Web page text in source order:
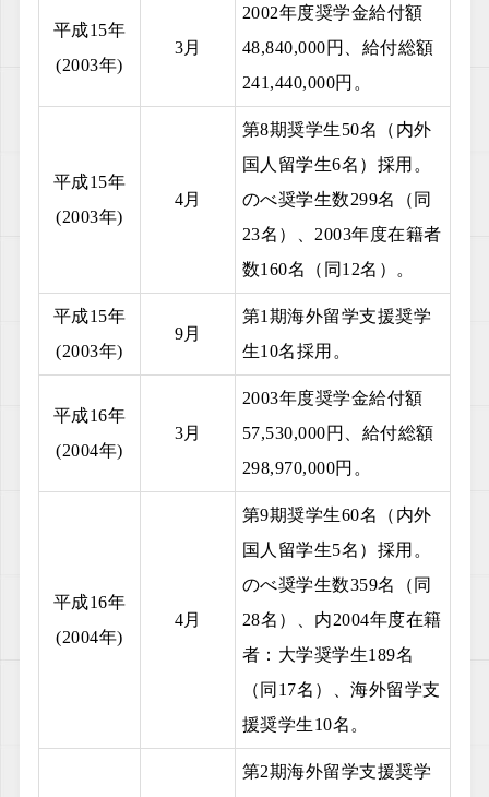
平成15年
(2003年)
3月
2002年度奨学金給付額
48,840,000円、給付総額
241,440,000円。
平成15年
(2003年)
4月
第8期奨学生50名（内外
国人留学生6名）採用。
のべ奨学生数299名（同
23名）、2003年度在籍者
数160名（同12名）。
平成15年
(2003年)
9月
第1期海外留学支援奨学
生10名採用。
平成16年
(2004年)
3月
2003年度奨学金給付額
57,530,000円、給付総額
298,970,000円。
平成16年
(2004年)
4月
第9期奨学生60名（内外
国人留学生5名）採用。
のべ奨学生数359名（同
28名）、内2004年度在籍
者：大学奨学生189名
（同17名）、海外留学支
援奨学生10名。
第2期海外留学支援奨学